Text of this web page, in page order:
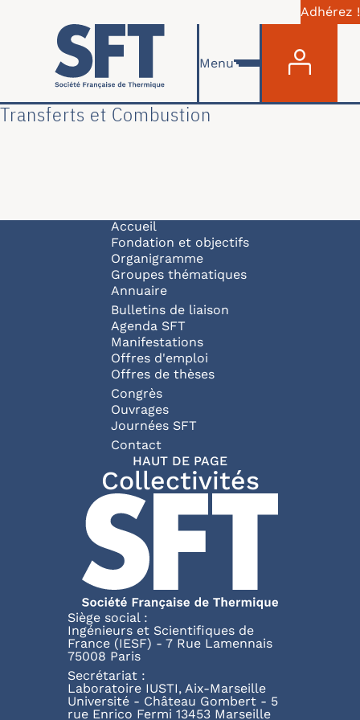
Aller au contenu principal
Adhérez !
Menu
Transferts et Combustion
Navigation principale
Accueil
Fondation et objectifs
Organigramme
Groupes thématiques
Annuaire
Bulletins de liaison
Agenda SFT
Manifestations
Offres d'emploi
Offres de thèses
Congrès
Ouvrages
Journées SFT
Pied de page
Contact
HAUT DE PAGE
Collectivités
Siège social :
Ingénieurs et Scientifiques de
France (IESF) - 7 Rue Lamennais
75008 Paris
Secrétariat :
Laboratoire IUSTI, Aix-Marseille
Université - Château Gombert - 5
rue Enrico Fermi 13453 Marseille